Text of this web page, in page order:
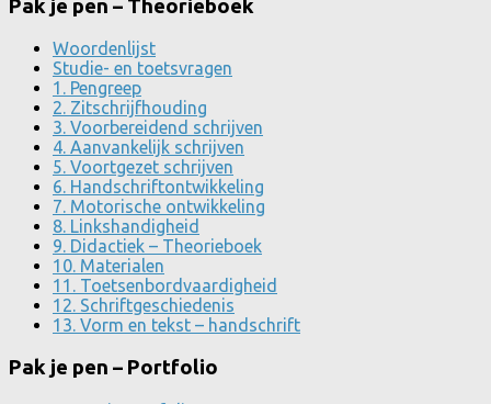
Pak je pen – Theorieboek
Woordenlijst
Studie- en toetsvragen
1. Pengreep
2. Zitschrijfhouding
3. Voorbereidend schrijven
4. Aanvankelijk schrijven
5. Voortgezet schrijven
6. Handschriftontwikkeling
7. Motorische ontwikkeling
8. Linkshandigheid
9. Didactiek – Theorieboek
10. Materialen
11. Toetsenbordvaardigheid
12. Schriftgeschiedenis
13. Vorm en tekst – handschrift
Pak je pen – Portfolio